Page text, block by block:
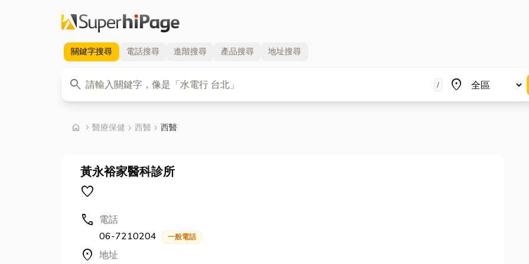
關鍵字搜尋 電話搜尋 進階搜尋 產品搜尋 地址搜尋
search
關鍵字 / place
地區
home chevron_right 首頁
醫療保健 chevron_right 西醫 chevron_right 西醫
黃永裕家醫科診所
favorite
call 電話
06-7210204
一般電話
location_on 地址